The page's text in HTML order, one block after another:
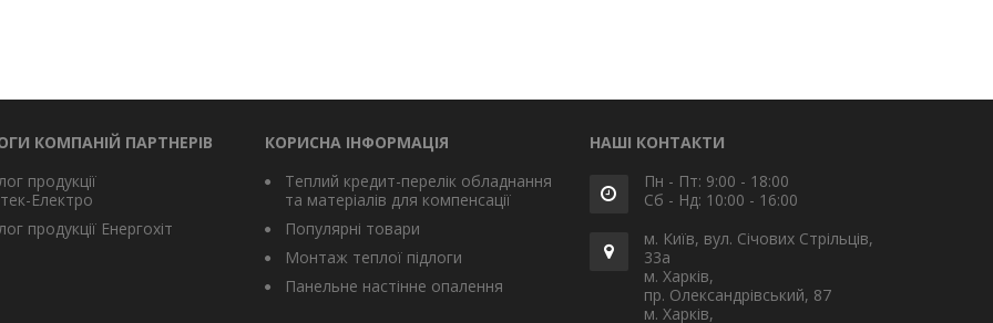
КОМПАНІЙ ПАРТНЕРІВ
продукції
Електро
продукції Енергохіт
КОРИСНА ІНФОРМАЦІЯ
Теплий кредит-перелік обладнання
та матеріалів для компенсації
Популярні товари
Монтаж теплої підлоги
Панельне настінне опалення
НАШІ КОНТАКТИ
Пн - Пт: 9:00 - 18:00
Сб - Нд: 10:00 - 16:00
м. Київ, вул. Січових Стрільців,
33а
м. Харків,
пр. Олександрівський, 87
м. Харків,